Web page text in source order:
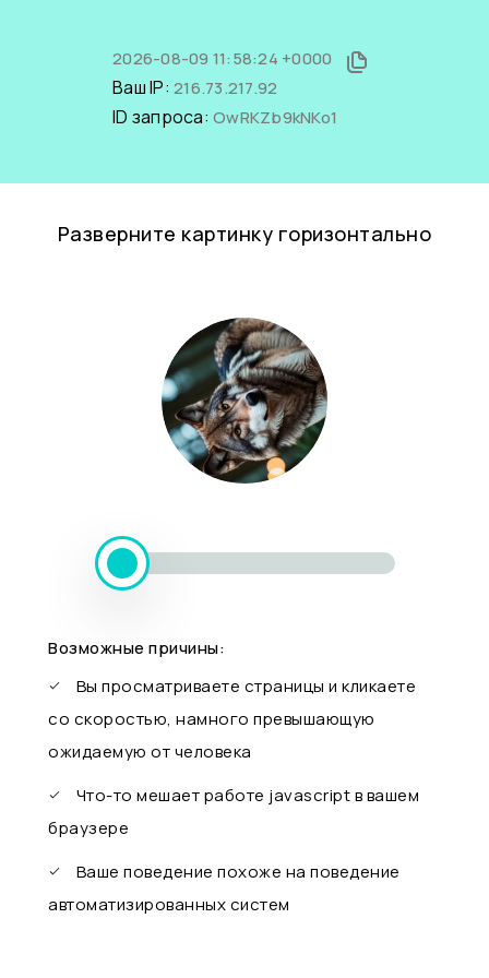
2026-08-09 11:58:24 +0000
Ваш IP: 216.73.217.92
ID запроса: OwRKZb9kNKo1
Разверните картинку горизонтально
Возможные причины:
Вы просматриваете страницы и кликаете
со скоростью, намного превышающую
ожидаемую от человека
Что-то мешает работе javascript в вашем
браузере
Ваше поведение похоже на поведение
автоматизированных систем